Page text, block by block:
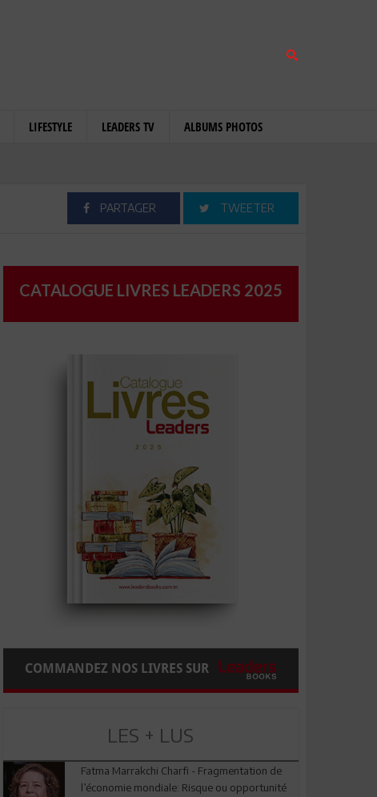
LIFESTYLE LEADERS TV ALBUMS PHOTOS
PARTAGER TWEETER
CATALOGUE LIVRES LEADERS 2025
COMMANDEZ NOS LIVRES SUR
LES + LUS
Fatma Marrakchi Charfi - Fragmentation de
l’économie mondiale: Risque ou opportunité